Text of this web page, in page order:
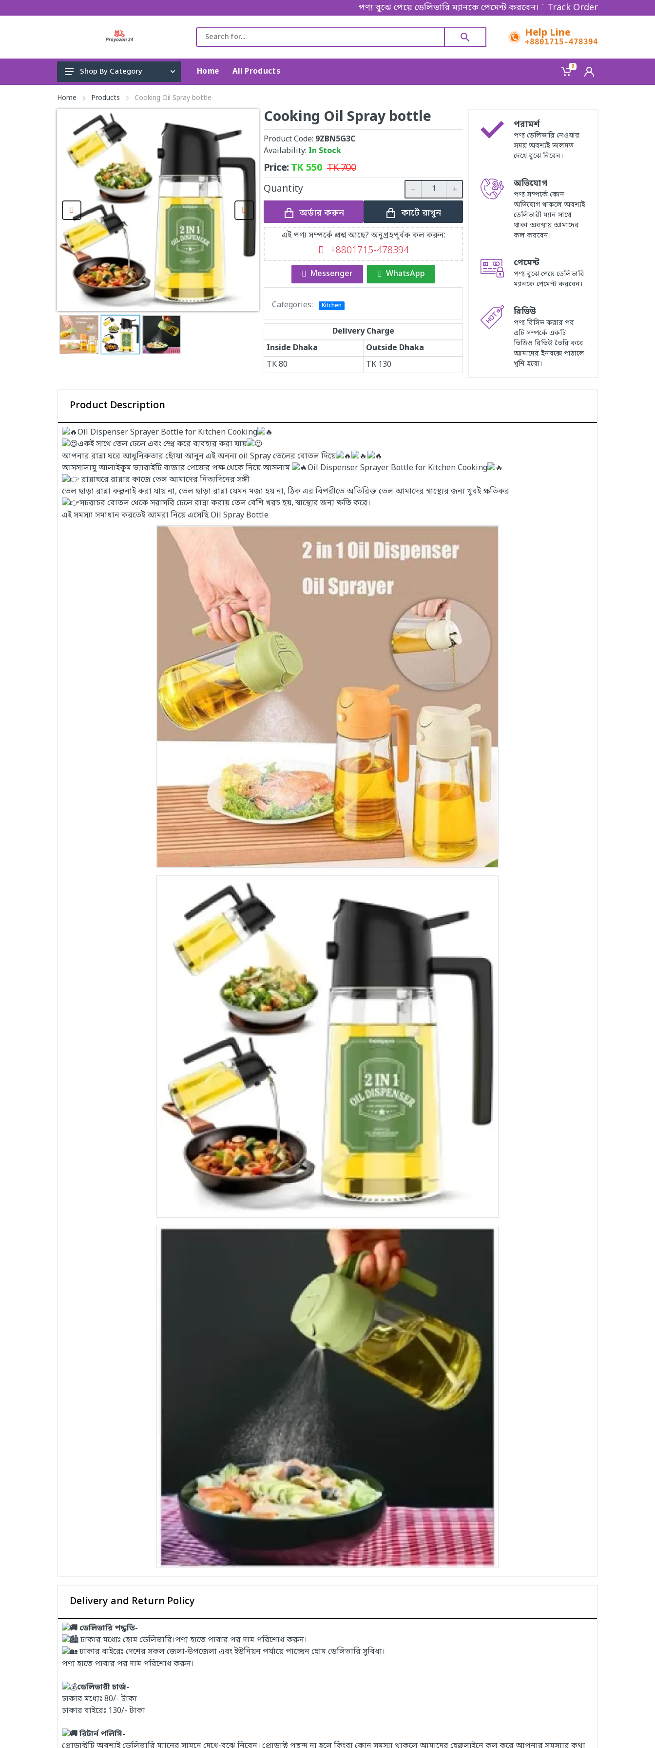
পণ্য বুঝে পেয়ে ডেলিভারি ম্যানকে পেমেন্ট করবেন। Thanks for shopping!
Track Order
Help Line
+8801715-478394
Gadget & Electronics
Cleaning Supplies
Toys, Kids & Baby
Accessories
Home Appliance
Fashion & Lifestyle
Health & Beauty
View All Categories
Shop By Category Home All Products
0
Home Products Cooking Oil Spray bottle
Cooking Oil Spray bottle
Product Code: 9ZBN5G3C
Availability: In Stock
Price:TK550 TK700
Quantity
অর্ডার করুন কার্টে রাখুন
এই পণ্য সম্পর্কে প্রশ্ন আছে? অনুগ্রহপূর্বক কল করুন:
+8801715-478394
Messenger WhatsApp
Categories: Kitchen
Delivery Charge
Inside Dhaka
Outside Dhaka
TK80 TK 130
পরামর্শ
পণ্য ডেলিভারি নেওয়ার
সময় অবশ্যই ভালমত
দেখে বুঝে নিবেন।
অভিযোগ
পণ্য সম্পর্কে কোন
অভিযোগ থাকলে অবশ্যই
ডেলিভারী ম্যান সাথে
থাকা অবস্থায় আমাদের
কল করবেন।
পেমেন্ট
পণ্য বুঝে পেয়ে ডেলিভারি
ম্যানকে পেমেন্ট করবেন।
রিভিউ
পণ্য রিসিভ করার পর
এটি সম্পর্কে একটি
ভিডিও রিভিউ তৈরি করে
আমাদের ইনবক্সে পাঠালে
খুশি হবো।
Product Description
Oil Dispenser Sprayer Bottle for Kitchen Cooking
একই সাথে তেল ঢেলে এবং স্প্রে করে ব্যবহার করা যায়
আপনার রান্না ঘরে আধুনিকতার ছোঁয়া আনুন এই অনন্য oil Spray তেলের বোতল দিয়ে
আসসালামু আলাইকুম ভ্যারাইটি বাজার পেজের পক্ষ থেকে নিয়ে আসলাম
Oil Dispenser Sprayer Bottle for Kitchen Cooking
রান্নাঘরে রান্নার কাজে তেল আমাদের নিত্যদিনের সঙ্গী
তেল ছাড়া রান্না কল্পনাই করা যায় না, তেল ছাড়া রান্না যেমন মজা হয় না, ঠিক এর বিপরীতে অতিরিক্ত তেল আমাদের স্বাস্থ্যের জন্য খুবই ক্ষতিকর
সচরাচর বোতল থেকে সরাসরি ঢেলে রান্না করায় তেল বেশি খরচ হয়, স্বাস্থ্যের জন্য ক্ষতি করে।
এই সমস্যা সমাধান করতেই আমরা নিয়ে এসেছি Oil Spray Bottle
Delivery and Return Policy
ডেলিভারি পদ্ধতি-
ঢাকার মধ্যেঃ হোম ডেলিভারি।পণ্য হাতে পাবার পর দাম পরিশোধ করুন।
ঢাকার বাইরেঃ দেশের সকল জেলা-উপজেলা এবং ইউনিয়ন পর্যায়ে পাচ্ছেন হোম ডেলিভারি সুবিধা।
পণ্য হাতে পাবার পর দাম পরিশোধ করুন।
ডেলিভারী চার্জ-
ঢাকার মধ্যেঃ 80/- টাকা
ঢাকার বাইরেঃ 130/- টাকা
রিটার্ন পলিসি-